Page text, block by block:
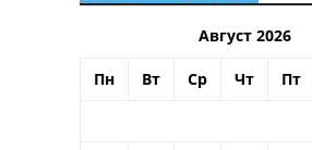
Август 2026
Пн Вт Ср Чт Пт